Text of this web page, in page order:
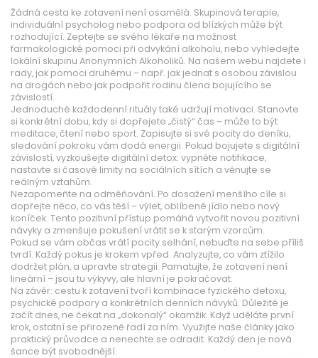
Žádná cesta ke zotavení není osamělá. Skupinová terapie,
individuální psycholog nebo podpora od blízkých může být
rozhodující. Zeptejte se svého lékaře na možnost
farmakologické pomoci při odvykání alkoholu, nebo vyhledejte
lokální skupinu Anonymních Alkoholiků. Na našem webu najdete i
rady, jak pomoci druhému – např. jak jednat s osobou závislou
na drogách nebo jak podpořit rodinu člena bojujícího se
závislostí.
Jednoduché každodenní rituály také udržují motivaci. Stanovte
si konkrétní dobu, kdy si dopřejete „čistý“ čas – může to být
meditace, čtení nebo sport. Zapisujte si své pocity do deníku,
sledování pokroku vám dodá energii. Pokud bojujete s digitální
závislostí, vyzkoušejte digitální detox: vypněte notifikace,
nastavte si časové limity na sociálních sítích a věnujte se
reálným vztahům.
Nezapomeňte na odměňování. Po dosažení menšího cíle si
dopřejte něco, co vás těší – výlet, oblíbené jídlo nebo nový
koníček. Tento pozitivní přístup pomáhá vytvořit novou pozitivní
návyky a zmenšuje pokušení vrátit se k starým vzorcům.
Pokud se vám občas vrátí pocity selhání, nebuďte na sebe příliš
tvrdí. Každý pokus je krokem vpřed. Analyzujte, co vám ztížilo
dodržet plán, a upravte strategii. Pamatujte, že zotavení není
lineární – jsou tu výkyvy, ale hlavní je pokračovat.
Na závěr: cestu k zotavení tvoří kombinace fyzického detoxu,
psychické podpory a konkrétních denních návyků. Důležité je
začít dnes, ne čekat na „dokonalý“ okamžik. Když uděláte první
krok, ostatní se přirozeně řadí za ním. Využijte naše články jako
praktický průvodce a nenechte se odradit. Každý den je nová
šance být svobodnější.